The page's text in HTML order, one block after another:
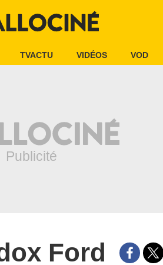
TVACTU VIDÉOS VOD
Ford